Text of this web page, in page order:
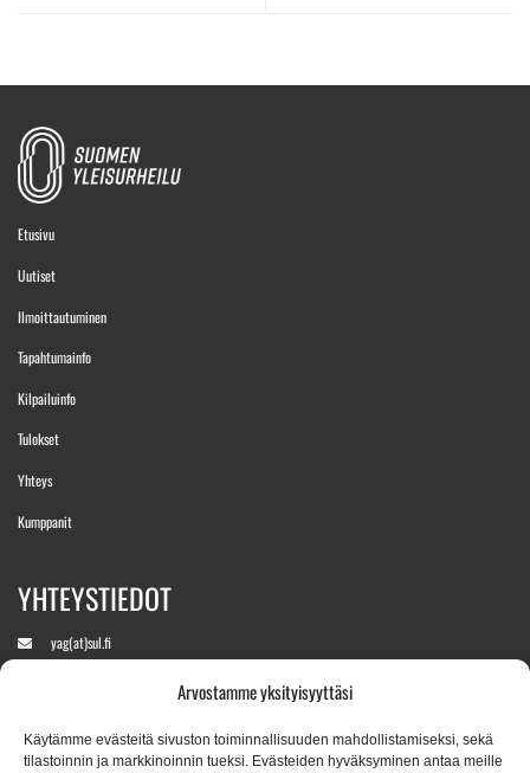
Arvostamme yksityisyyttäsi
Käytämme evästeitä sivuston toiminnallisuuden mahdollistamiseksi, sekä
tilastoinnin ja markkinoinnin tueksi. Evästeiden hyväksyminen antaa meille
Etusivu
Uutiset
Ilmoittautuminen
Tapahtumainfo
Kilpailuinfo
Tulokset
Yhteys
Kumppanit
YHTEYSTIEDOT
yag(at)sul.fi